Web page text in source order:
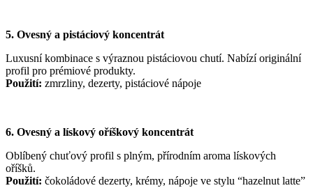
5. Ovesný a pistáciový koncentrát
Luxusní kombinace s výraznou pistáciovou chutí. Nabízí originální
profil pro prémiové produkty.
Použití: zmrzliny, dezerty, pistáciové nápoje
6. Ovesný a lískový oříškový koncentrát
Oblíbený chuťový profil s plným, přírodním aroma lískových
oříšků.
Použití: čokoládové dezerty, krémy, nápoje ve stylu “hazelnut latte”